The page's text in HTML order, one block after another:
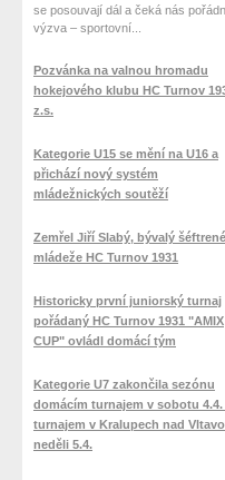
se posouvají dál a čeká nás
výzva – sportovní...
Pozvánka na valnou hromadu
hokejového klubu HC Turnov
z.s.
Kategorie U15 se mění na U16 a
přichází nový systém
mládežnických soutěží
Zemřel Jiří Slabý, bývalý
mládeže HC Turnov 1931
Historicky první juniorský turnaj
pořádaný HC Turnov 1931 "AMIX
CUP" ovládl domácí tým
Kategorie U7 zakončila sezónu
domácím turnajem v sobotu 4.4.
turnajem v Kralupech nad
neděli 5.4.